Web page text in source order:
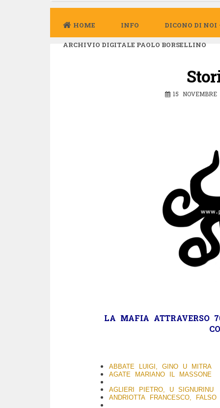
HOME INFO DICONO DI NOI
ARCHIVIO DIGITALE PAOLO BORSELLINO
15 NOVEMBRE
LA MAFIA ATTRAVERSO
ABBATE LUIGI, GINO U MITRA
AGATE MARIANO IL MASSONE
AGLIERI PIETRO, U SIGNURINU
ANDRIOTTA FRANCESCO, FALSO